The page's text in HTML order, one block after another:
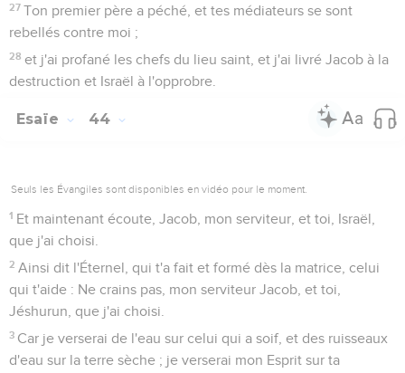
27 Ton premier père a péché, et tes médiateurs se sont
rebellés contre moi ;
28 et j'ai profané les chefs du lieu saint, et j'ai livré Jacob à la
destruction et Israël à l'opprobre.
Esaïe 44
Seuls les Évangiles sont disponibles en vidéo pour le moment.
1 Et maintenant écoute, Jacob, mon serviteur, et toi, Israël,
que j'ai choisi.
2 Ainsi dit l'Éternel, qui t'a fait et formé dès la matrice, celui
qui t'aide : Ne crains pas, mon serviteur Jacob, et toi,
Jéshurun, que j'ai choisi.
3 Car je verserai de l'eau sur celui qui a soif, et des ruisseaux
d'eau sur la terre sèche ; je verserai mon Esprit sur ta